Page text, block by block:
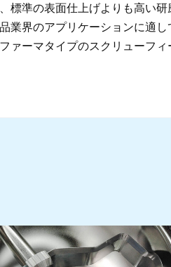
標準の表面仕上げよりも高い
業界のアプリケーションに適
ァーマタイプのスクリューフィ